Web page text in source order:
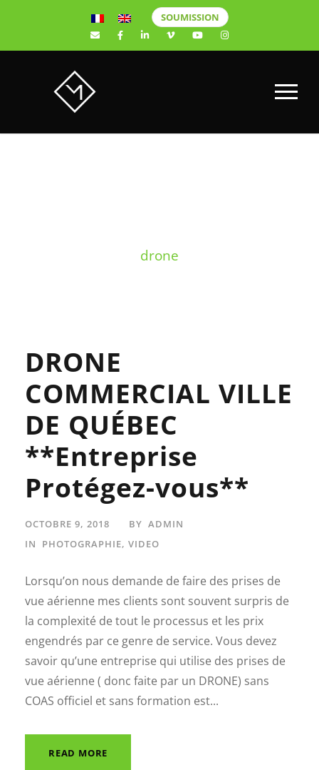
SOUMISSION
drone
DRONE
COMMERCIAL VILLE
DE QUÉBEC
**Entreprise
Protégez-vous**
OCTOBRE 9, 2018 BY ADMIN
IN
PHOTOGRAPHIE, VIDEO
Lorsqu’on nous demande de faire des prises de
vue aérienne mes clients sont souvent surpris de
la complexité de tout le processus et les prix
engendrés par ce genre de service. Vous devez
savoir qu’une entreprise qui utilise des prises de
vue aérienne ( donc faite par un DRONE) sans
COAS officiel et sans formation est...
READ MORE